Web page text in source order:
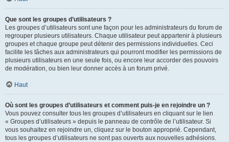
Que sont les groupes d’utilisateurs ?
Les groupes d’utilisateurs sont une façon pour les administrateurs du forum de
regrouper plusieurs utilisateurs. Chaque utilisateur peut appartenir à plusieurs
groupes et chaque groupe peut détenir des permissions individuelles. Ceci
facilite les tâches aux administrateurs qui pourront modifier les permissions de
plusieurs utilisateurs en une seule fois, ou encore leur accorder des pouvoirs
de modération, ou bien leur donner accès à un forum privé.
Haut
Où sont les groupes d’utilisateurs et comment puis-je en rejoindre un ?
Vous pouvez consulter tous les groupes d’utilisateurs en cliquant sur le lien
« Groupes d’utilisateurs » depuis le panneau de contrôle de l’utilisateur. Si
vous souhaitez en rejoindre un, cliquez sur le bouton approprié. Cependant,
tous les groupes d’utilisateurs ne sont pas ouverts aux nouvelles adhésions.